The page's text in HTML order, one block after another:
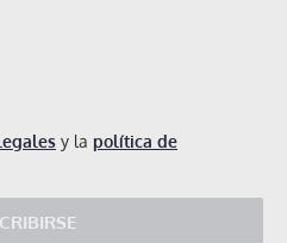
y la política de